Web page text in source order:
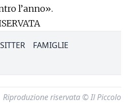
l’anno».
FAMIGLIE
Riproduzione riservata © Il Piccolo